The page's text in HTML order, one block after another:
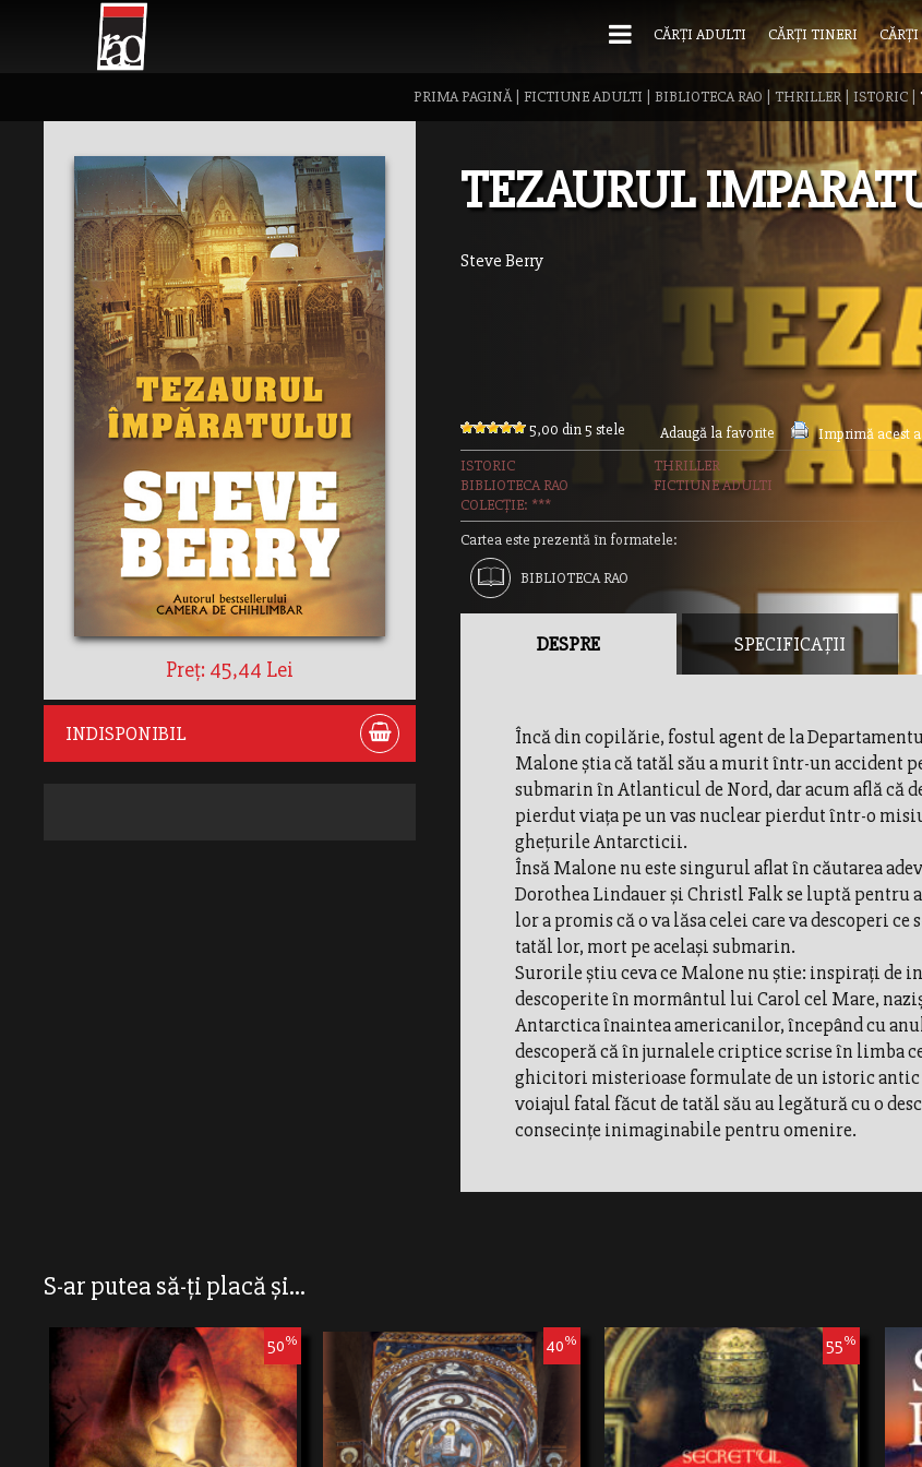
CĂRȚI ADULTI CĂRȚI TINERI
PRIMA PAGINĂ| FICTIUNE ADULTI BIBLIOTECA RAO THRILLER ISTORIC
Preț: 45,44 Lei
INDISPONIBIL
TEZAURUL
Steve Berry
5,00 din 5 stele Adaugă la favorite
Imprimă acest
ISTORIC
THRILLER
BIBLIOTECA RAO
FICTIUNE ADULTI
COLECȚIE: ***
Cartea este prezentă în formatele:
BIBLIOTECA RAO
DESPRE SPECIFICAȚII
Încă din copilărie, fostul agent de la
Malone ştia că tatăl său a murit într-un accident
submarin în Atlanticul de Nord, dar acum află că
pierdut viaţa pe un vas nuclear pierdut într-o
gheţurile Antarcticii.
Însă Malone nu este singurul aflat în căutarea
Dorothea Lindauer şi Christl Falk se luptă pentru
lor a promis că o va lăsa celei care va descoperi ce
tatăl lor, mort pe acelaşi submarin.
Surorile ştiu ceva ce Malone nu ştie: inspiraţi de
descoperite în mormântul lui Carol cel Mare,
Antarctica înaintea americanilor, începând cu
descoperă că în jurnalele criptice scrise în limba
ghicitori misterioase formulate de un istoric antic
voiajul fatal făcut de tatăl său au legătură cu o
consecinţe inimaginabile pentru omenire.
S-ar putea să-ți placă și...
50% 40% 55%